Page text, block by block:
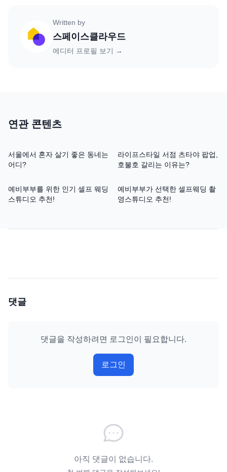
Written by
스페이스클라우드
에디터 프로필 보기 →
연관 콘텐츠
서울에서 혼자 살기 좋은 동네는
어디?
라이프스타일 서점 츠타야 팝업,
호불호 갈리는 이유는?
예비부부를 위한 인기 셀프 웨딩
스튜디오 추천!
예비부부가 선택한 셀프웨딩 촬
영스튜디오 추천!
댓글
댓글을 작성하려면 로그인이 필요합니다.
로그인
아직 댓글이 없습니다.